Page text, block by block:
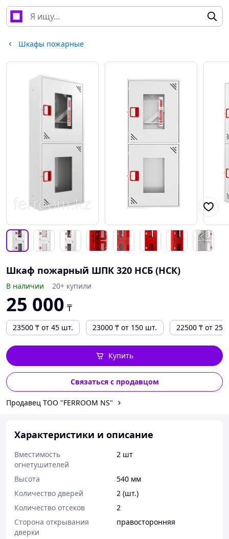
Шкафы пожарные
Шкаф пожарный ШПК 320 НСБ (НСК)
В наличии 20+ купили
25 000 ₸
23500 ₸ от 45 шт. 23000 ₸ от 150 шт. 22500 ₸ от
Купить
Связаться с продавцом
Продавец ТОО "FERROOM NS"
Характеристики и описание
Вместимость
огнетушителей
2 шт
Высота
540 мм
Количество дверей
2 (шт.)
Количество отсеков
2
Сторона открывания
дверки
правосторонняя